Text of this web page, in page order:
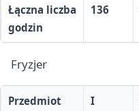
Łączna liczba
godzin
136
Fryzjer
Przedmiot
I